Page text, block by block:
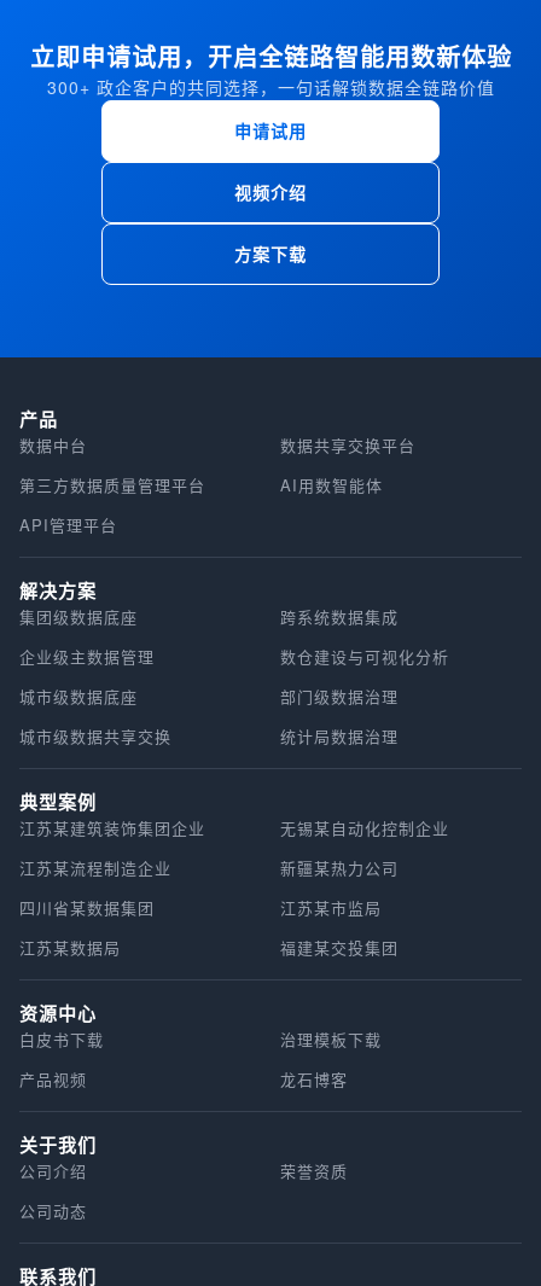
决问题、创造价值的技术，永远不会被淘汰。
三、总结 企业部署 AI 智能问数工具时，易陷入 “全覆
盖、快推进” 的误区，导致资源分散、推广阻力大。建
议采用 MVP（最小可行产品）模式，分阶段落地。 AI
智能问数是提升数据查询效率的核心工具，企业需避免
“一步到位” 误区：优先选 “知识库 + 自动查询” 路径，
筑牢数据、安全、呈现基础，以 MVP 模式分阶段推
广。工具稳定后，业务人员数据分析时间可减少 80%
以上，更聚焦业务策略制定，实现 “数据驱动决策”。
业模式创新等深层影响，这些价值难以用传统量化指标
衡量，导致供需双方对“匹配效果”缺乏共识。此外，行
业知识壁垒进一步阻碍匹配：AI技术方缺乏对产业业务
流程、痛点的深度理解，产业方也难以判断技术的实际
适配性，双方陷入“无法有效对话”的困境，最终导致匹
配效率低下，甚至出现“错配”（如为低需求场景投入高
成本AI技术，或为高复杂度场景提供简易解决方案）。
从行业差异来看，供需模糊性的程度与行业的“信息化基
础”“知识壁垒”呈正相关：互联网、金融等信息化程度
高、业务流程相对标准化的行业，供需双方对AI的认知
素交织的系统性矛盾 供需双模糊并非单一因素导致的问
题，而是技术演进规律、产业发展特征、组织能力建
设、生态体系构建等多维度矛盾交织的结果，其核心是
技术迭代与产业进化的节奏失衡 AI技术的迭代呈现“指
数级”特征：大模型的参数规模、算法的推理效率持续突
破，新的技术方向不断涌现，技术边界快速扩张。而产
业需求的进化遵循“渐进式”逻辑：产业的业务流程、设
备体系、组织模式是长期积累形成的，其变革需考虑成
本、风险、人员接受度等多重因素，难以随技术迭代同
供给始终领先于产业需求的消化能力——当技术方推出
新一代解决方案时，产业方可能仍在消化上一代技术的
业需求的“特异性”要求技术必须聚焦具体场景，这种“泛
在技术”与“特定场景”的天然张力，进一步放大了节奏失
衡带来的模糊性。 2 技术方与产业方的认知鸿沟 供需
双模糊的核心障碍，是技术方与产业方之间的“双向无
知”与“语言壁垒”。一方面，AI技术方多出身于计算机、
习惯缺乏深度理解，往往从技术逻辑出发设计解决方
案，而非从产业需求出发；另一方面，产业方对AI技术
的原理、边界、落地条件认知有限，既难以判断技术的
实际可行性，也无法清晰表达自身需求对应的技术要
境：技术方谈论“模型精度”“推理延迟”，产业方关心“故
障响应速度”“人员培训成本”，双方使用不同的“专业语
言”，却缺乏统一的转换逻辑，需求无法精准传递，供给
也难以有效匹配。更严重的是，这种认知鸿沟会引发“误
判”：技术方可能高估产业的技术接受能力，产业方可能
高估AI的实际效果，进一步加剧供需错位。 3 人才结构
与产业需求的严重错配 人才是连接技术与产业的关键纽
带，而当前AI领域的人才结构，恰恰难以满足供需协同
意义 在人工智能技术从实验室走向产业化落地的关键转
型期，高质量数据集的战略定位已超越基础技术资源范
畴，升维为国家数字竞争力的核心基础设施。其战略意
义深刻贯穿技术根基、经济引擎与安全壁垒三大维度，
构成了支撑“人工智能 +”国家战略落地的系统性支柱。
奠定人工智能发展的技术根基 数据集质量直接决定了人
工智能的“智商”水平，这是其最根本的战略定位。国家
数据发展研究院院长胡坚波明确指出：“高质量数据集是
人工智能真正的‘护城河’”。技术验证亦进行了证明，纽
约大学研究发现，医学数据中含 0.001% 错误即会导致
能燃料”，通过精准的特征供给驱动模型认知跃升，“数
的基石地位。 驱动数字经济发展的核心引擎 高质量数
据集通过构建“数据—算力—模型”的融合生态，催化出
要素 ×”三年行动计划（2024—2026 年）》将数据集
定位为“产业数字化转型升级的加速器”。这种引擎效应
交易市场，其中金融风控数据集使银行不良贷款识别率
提升 29%，直接拉动信贷资产质量优化。第二，长期生
态共建。深城交主导建设的交通行业多模态数据集支撑
多个大模型训练，有效带动智能网联、低空经济等新产
业孵化。 中国信息通信研究院副院长魏亮的“石油炼化”
集，才能驱动模型效能转化”，这种“数据炼油厂”角色使
其成为新质生产力培育的关键载体。 构筑国家科技安全
的战略屏障 在全球化技术竞争背景下，高质量数据集承
载着维护科技主权的使命。数据集的国产化率是核心领
婕强调：“行业数据集加速汇聚共享是人工智能自主可控
的基础保障”。国家数据局副局长夏冰的论断揭示了其战
略本质：“数据集的质效提升是人工智能赋能实体经济的
催化剂，需构建部际协同机制筑牢安全根基”。在芯片制
程受限的现实环境下，高质量数据集已成为中国突破“算
力围城”的核心战略资源。高质量数据集通过“技术根基
—经济引擎—安全壁垒”的三角战略架构，确立了人工智
能时代的国家基础设施地位。其战略意义不仅在于推动
产业实效，更深层的在于构建了中国自主的 AI 发展范
稿）》的落地与国家数据要素市场的培育，这一战略支
柱将进一步释放“数据 × 产业”的乘数效应，最终支撑中
国在全球人工智能治理中实现从“规则接受者”向“标准制
定者”的历史性跨越。 高质量数据集的定义和特征 高质
《高质量数据集建设指南（征求意见稿）》和国家标准
解自然语言中的上下文、处理指代、识别关键实体和关
系，以及解析复杂的句子结构。 Schema映射 Schema
映射涉及将自然语言查询映射到数据库模式中的具体表
和列。数据库的模式通常非常结构化，而自然语言查询
可能没那么直接地指明这些结构。例如，一个查询可能
使用同义词或间接提及而不是明示的列名或表名。系统
需要具备将自然语言中提到的概念正确映射到数据库结
构上的能力。 SQL生成 SQL生成是将处理过的自然语
言意图和映射到数据库元素的信息转换为合法的SQL查
询的过程。生成的SQL不仅需要语法正确，而且在语义
询、连接等功能。此外，生成的SQL必须满足高性能、
本身的复杂性和庞大体量的数据对NL2SQL构成了明显
的挑战，比如数据库语法的多元性、表之间的关系复杂
性、列名的相似性、以及大数据量的不完整性。 语义正
确 自然语言可能因歧义和不明确性而含有不确定性，例
时，当实际应用到业务场景时，不同团队对同一术语的
定义也可能不同。比如“成交”可能意味着产生订单，也
可能意味着必须支付。 效果稳定 NL2SQL与编程语言
不同，因为输入的NL和输出的SQL查询之间通常存在一
对多的映射。即使是完全一样的问题，也可能输出各种
不同的SQL结果。 ▐ 2.2 发展历史 基于规则的方法 早
期研究主要集中在使用预定义规则或语义解析器来理解
自然语言查询并将其转换为SQL查询。 基于神经网络的
方法 为了解决基于规则的方法的局限性，研究者开始利
和T5等预训练语言模型的出现，基于PLM的NL2SQL方
法在多个基准数据集上取得了显著的性能提升。 大型语
言模型时代 随着LLMs的出现，NL2SQL技术取得了显
例如使用提示来执行NL2SQL任务。 关键技术挑战与解
决方案 ▐ 3.1 Schema Linking（模式链接） Schema
Linking旨在理解自然语言查询与数据库模式
（schema）之间的语义关系，以帮助生成准确的SQL
查询。 自然语言问题 → 表选择器 → 相关表集合 → 列
选择器 → 最终SQL 检索模块 用户提问—>含有小样本
根据关键词的语义相似性匹配top k列 | 基于局部敏感哈
希 (LSH) 和语义相似性的两阶段检索策略检索值—>得
到最终列和值 表选择器 表选择器的作用是识别哪些表
与查询最相关，并需要在SQL查询中用到。 表选择器通
询，提取关键实体和操作动词。 Schema 分析：了解
数据库模式中有哪些表、字段以及它们之间的关系。 语
义匹配：将用户查询的关键部分与数据库的表和字段进
立即申请试用，开启全链路智能用数新体验
300+ 政企客户的共同选择，一句话解锁数据全链路价值
申请试用
视频介绍
方案下载
联系我们
产品
数据中台
数据共享交换平台
第三方数据质量管理平台
AI用数智能体
API管理平台
解决方案
集团级数据底座
跨系统数据集成
企业级主数据管理
数仓建设与可视化分析
城市级数据底座
部门级数据治理
城市级数据共享交换
统计局数据治理
典型案例
江苏某建筑装饰集团企业
无锡某自动化控制企业
江苏某流程制造企业
新疆某热力公司
四川省某数据集团
江苏某市监局
江苏某数据局
福建某交投集团
资源中心
白皮书下载
治理模板下载
产品视频
龙石博客
关于我们
公司介绍
荣誉资质
公司动态